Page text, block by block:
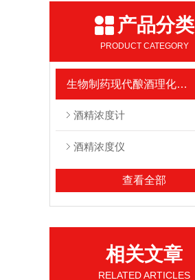
产品分类
PRODUCT CATEGORY
生物制药现代酿酒理化测试仪器
酒精浓度计
酒精浓度仪
查看全部
相关文章
RELATED ARTICLES